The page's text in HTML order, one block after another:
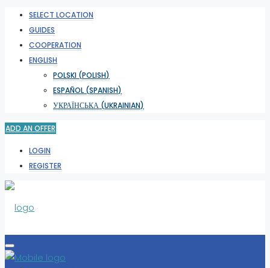
SELECT LOCATION
GUIDES
COOPERATION
ENGLISH
POLSKI (POLISH)
ESPAÑOL (SPANISH)
УКРАЇНСЬКА (UKRAINIAN)
ADD AN OFFER
LOGIN
REGISTER